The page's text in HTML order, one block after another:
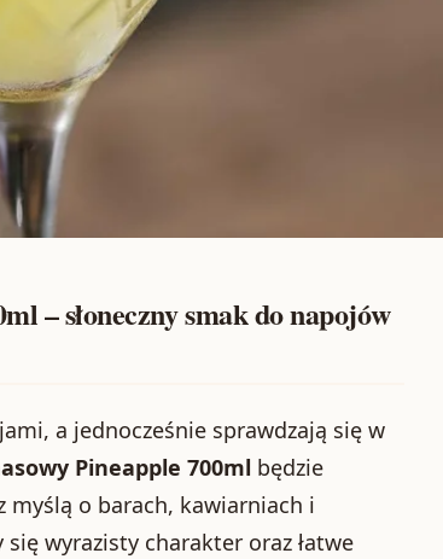
– słoneczny smak do napojów
a jednocześnie sprawdzają się w
Pineapple 700ml będzie
myślą o barach, kawiarniach i
wyrazisty charakter oraz łatwe